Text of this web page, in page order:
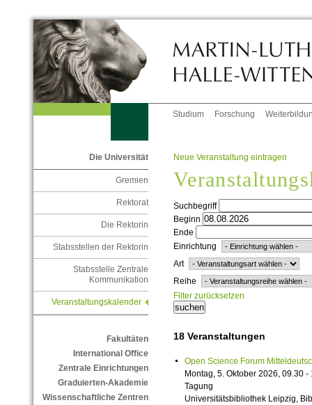
Studium Forschung
Die Universität
Gremien
Rektorat
Die Rektorin
Stabsstellen der Rektorin
Stabsstelle Zentrale
Kommunikation
Veranstaltungskalender
Fakultäten
International Office
Zentrale Einrichtungen
Graduierten-Akademie
Wissenschaftliche Zentren
Neue Veranstaltung eintragen
Suchbegriff
Beginn
Ende
Einrichtung
Art
Reihe
Filter zurücksetzen
18 Veranstaltungen
Open Science Forum
Montag, 5. Oktober 2026, 09.30 -
Tagung
Universitätsbibliothek Leipzig,